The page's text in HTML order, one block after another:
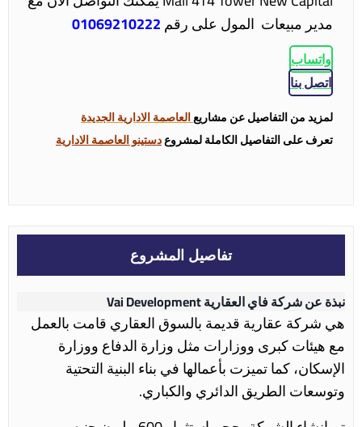
مدير مبيعات المول على رقم01069210222
واتساب
اتصل بنا
لمزيد من التفاصيل عن مشاريعالعاصمة الادارية الجديدة
تعرف على التفاصيل الكاملة لمشروعدستينو العاصمة الادارية
تفاصيل المشروع
نبذة عن شركة فاي العقارية Vai Development
هي شركة عقارية قديمة بالسوق العقاري قامت بالعمل
مع هيئات كبرى ووزارات مثل وزارة الدفاع ووزارة
الإسكان، كما تميزت بأعمالها في بناء البنية التحتية
وتوسعات الطريق الدائري والكباري.